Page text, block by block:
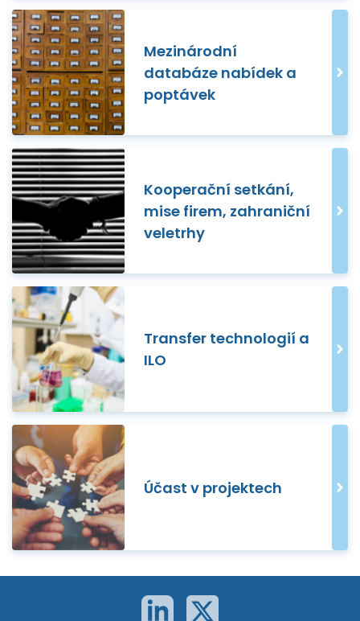
Mezinárodní
databáze nabídek a
poptávek
Kooperační setkání,
mise firem, zahraniční
veletrhy
Transfer technologií a
ILO
Účast v projektech